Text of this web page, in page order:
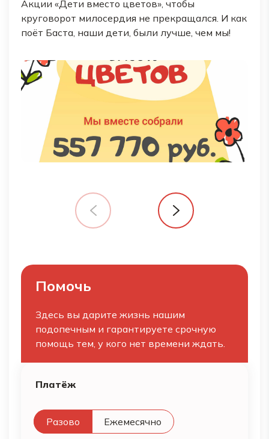
Акции «Дети вместо цветов», чтобы
круговорот милосердия не прекращался. И как
поёт Баста, наши дети, были лучше, чем мы!
Помочь
Здесь вы дарите жизнь нашим
подопечным и гарантируете срочную
помощь тем, у кого нет времени ждать.
Платёж
Разово Ежемесячно